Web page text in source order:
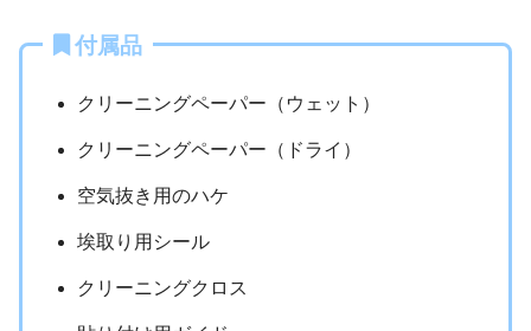
付属品
クリーニングペーパー（ウェット）
クリーニングペーパー（ドライ）
空気抜き用のハケ
埃取り用シール
クリーニングクロス